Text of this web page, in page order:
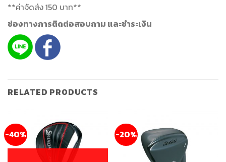
**ค่าจัดส่ง 150 บาท**
ช่องทางการติดต่อสอบถาม และชำระเงิน
RELATED PRODUCTS
-40% -20%